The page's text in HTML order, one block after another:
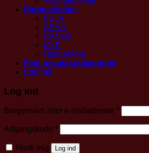
Partnerskaber
ESLA
ASHA
RADLD
IALP
Hjernerådet
Find privatpraktiserende
Log ind
Log ind
Brugernavn eller e-mailadresse *Påkrævet
Adgangskode *Påkrævet
Husk mig Log ind